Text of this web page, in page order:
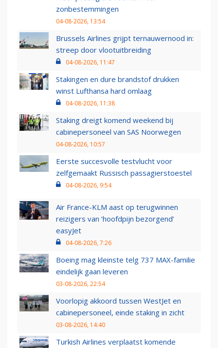
zonbestemmingen
04-08-2026, 13:54
Brussels Airlines grijpt ternauwernood in:
streep door vlootuitbreiding
04-08-2026, 11:47
Stakingen en dure brandstof drukken
winst Lufthansa hard omlaag
04-08-2026, 11:38
Staking dreigt komend weekend bij
cabinepersoneel van SAS Noorwegen
04-08-2026, 10:57
Eerste succesvolle testvlucht voor
zelfgemaakt Russisch passagierstoestel
04-08-2026, 9:54
Air France-KLM aast op terugwinnen
reizigers van ‘hoofdpijn bezorgend’
easyJet
04-08-2026, 7:26
Boeing mag kleinste telg 737 MAX-familie
eindelijk gaan leveren
03-08-2026, 22:54
Voorlopig akkoord tussen WestJet en
cabinepersoneel, einde staking in zicht
03-08-2026, 14:40
Turkish Airlines verplaatst komende